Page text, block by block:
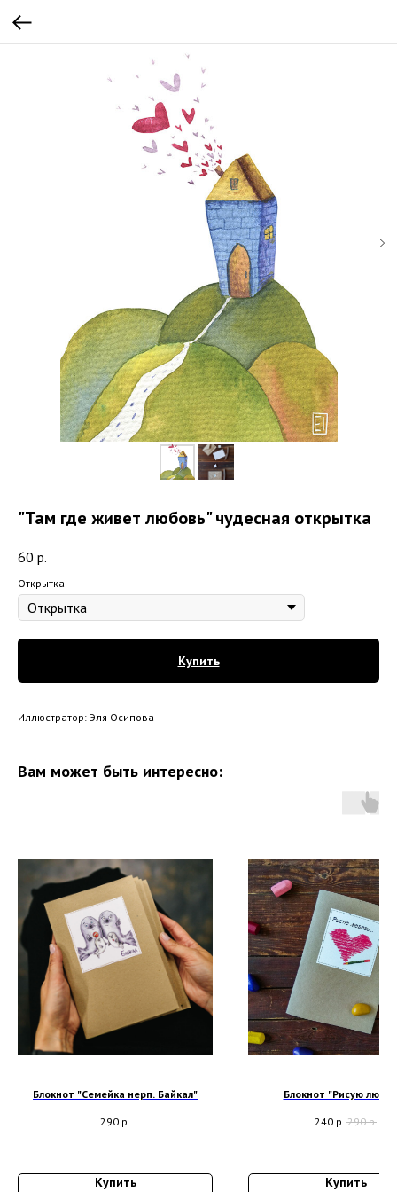
"Там где живет любовь" чудесная открытка
60 р.
Открытка
Купить
Иллюстратор: Эля Осипова
Вам может быть интересно:
Блокнот "Семейка нерп. Байкал"
290 р.
Купить
Блокнот "Рисую
240 р. 290 р.
Купить